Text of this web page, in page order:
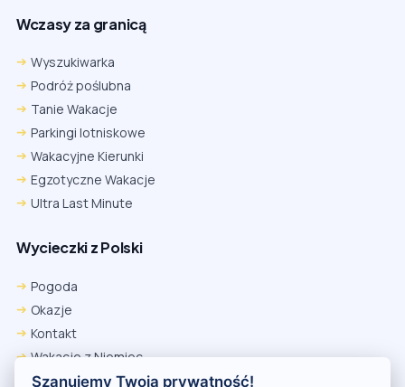
Wczasy za granicą
Wyszukiwarka
Podróż poślubna
Tanie Wakacje
Parkingi lotniskowe
Wakacyjne Kierunki
Egzotyczne Wakacje
Ultra Last Minute
Wycieczki z Polski
Pogoda
Okazje
Kontakt
Wakacje z Niemiec
Polityka Prywatności
Firefox
Ustawienia → Prywatność i bezpieczeństwo → Pliki cookie innych
firm → ustaw „Zezwalaj”.
Na czas rezerwacji nie blokuj cookies i śledzenia dla tej witryny.
Szanujemy Twoją prywatność!